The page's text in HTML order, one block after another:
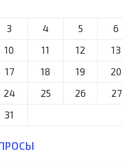
3
4 5 6
10
11 12 13
17
18 19 20
24
25 26 27
31